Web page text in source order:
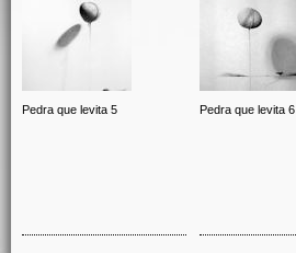
Pedra que levita 5 Pedra que levita 6